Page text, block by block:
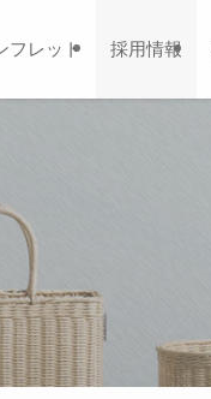
フレット 採用情報